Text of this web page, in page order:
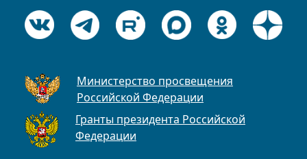
Министерство просвещения
Российской Федерации
Гранты президента Российской
Федерации